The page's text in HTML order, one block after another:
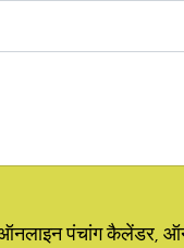
पंचांग कैलेंडर,